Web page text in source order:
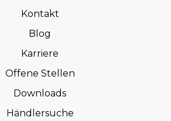
Kontakt
Blog
Karriere
Offene Stellen
Downloads
Händlersuche